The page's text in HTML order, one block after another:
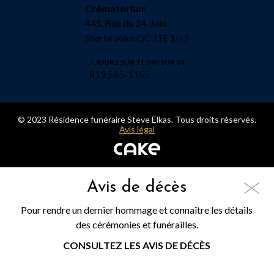
Crématorium
445, Rue du 24-Juin
Sherbrooke QC J1E 1H1
7 JOURS SUR 7 | 24H SUR 24
819 565-1155
© 2023 Résidence funéraire Steve Elkas. Tous droits réservés.
Avis légal
Avis de décès
Pour rendre un dernier hommage et connaître les détails
des cérémonies et funérailles.
CONSULTEZ LES AVIS DE DÉCÈS